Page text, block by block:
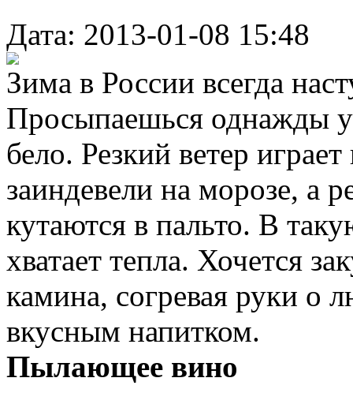
Дата: 2013-01-08 15:48
Зима в России всегда
Просыпаешься однажды
бело. Резкий ветер
заиндевели на морозе, а
кутаются в пальто. В
хватает тепла. Хочется
камина, согревая руки
вкусным напитком.
Пылающее вино